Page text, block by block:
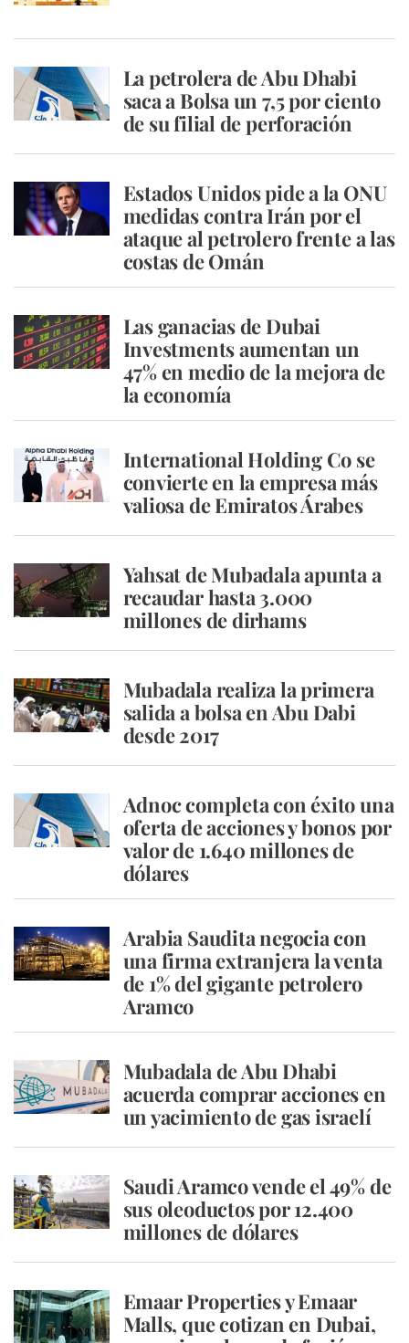
La petrolera de Abu Dhabi
saca a Bolsa un 7,5 por ciento
de su filial de perforación
Estados Unidos pide a la ONU
medidas contra Irán por el
ataque al petrolero frente a las
costas de Omán
Las ganacias de Dubai
Investments aumentan un
47% en medio de la mejora de
la economía
International Holding Co se
convierte en la empresa más
valiosa de Emiratos Árabes
Yahsat de Mubadala apunta a
recaudar hasta 3.000
millones de dirhams
Mubadala realiza la primera
salida a bolsa en Abu Dabi
desde 2017
Adnoc completa con éxito una
oferta de acciones y bonos por
valor de 1.640 millones de
dólares
Arabia Saudita negocia con
una firma extranjera la venta
de 1% del gigante petrolero
Aramco
Mubadala de Abu Dhabi
acuerda comprar acciones en
un yacimiento de gas israelí
Saudi Aramco vende el 49% de
sus oleoductos por 12.400
millones de dólares
Emaar Properties y Emaar
Malls, que cotizan en Dubai,